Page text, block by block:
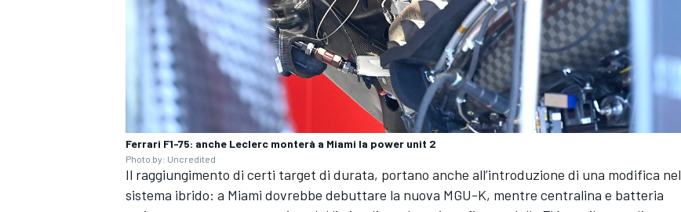
Ferrari F1-75: anche Leclerc monterà a Miami la power unit 2
Photo by: Uncredited
Il raggiungimento di certi target di durata, portano anche all’introduzione di una modifica nel
sistema ibrido: a Miami dovrebbe debuttare la nuova MGU-K, mentre centralina e batteria